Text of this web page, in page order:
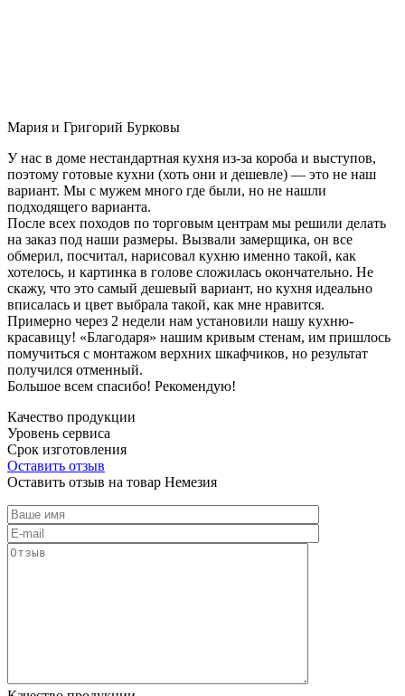
Мария и Григорий Бурковы
У нас в доме нестандартная кухня из-за короба и выступов,
поэтому готовые кухни (хоть они и дешевле) — это не наш
вариант. Мы с мужем много где были, но не нашли
подходящего варианта.
После всех походов по торговым центрам мы решили делать
на заказ под наши размеры. Вызвали замерщика, он все
обмерил, посчитал, нарисовал кухню именно такой, как
хотелось, и картинка в голове сложилась окончательно. Не
скажу, что это самый дешевый вариант, но кухня идеально
вписалась и цвет выбрала такой, как мне нравится.
Примерно через 2 недели нам установили нашу кухню-
красавицу! «Благодаря» нашим кривым стенам, им пришлось
помучиться с монтажом верхних шкафчиков, но результат
получился отменный.
Большое всем спасибо! Рекомендую!
Качество продукции
Уровень сервиса
Срок изготовления
Оставить отзыв
Оставить отзыв на товар Немезия